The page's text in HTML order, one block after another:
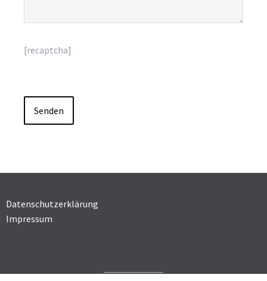
[recaptcha]
Datenschutzerklärung
Impressum